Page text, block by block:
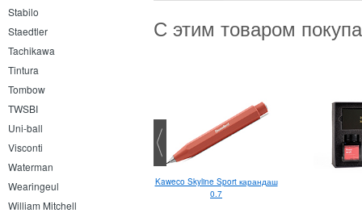
Stabilo
Staedtler
Tachikawa
Tintura
Tombow
TWSBI
Uni-ball
Visconti
Waterman
Wearingeul
William Mitchell
С этим товаром
Pentel Touch Brush Pen
Kaweco Skyline Sport карандаш
0.7